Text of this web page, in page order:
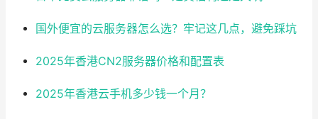
国外便宜的云服务器怎么选？牢记这几点，避免踩坑
2025年香港CN2服务器价格和配置表
2025年香港云手机多少钱一个月？